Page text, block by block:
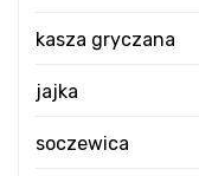
kasza gryczana
jajka
soczewica